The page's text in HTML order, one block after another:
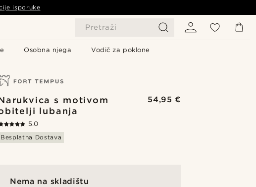
Pretraži
Osobna njega Vodič za poklone
isporuke
s motivom
lubanja
54,95 €
5.0
Besplatna Dostava
Nema na skladištu